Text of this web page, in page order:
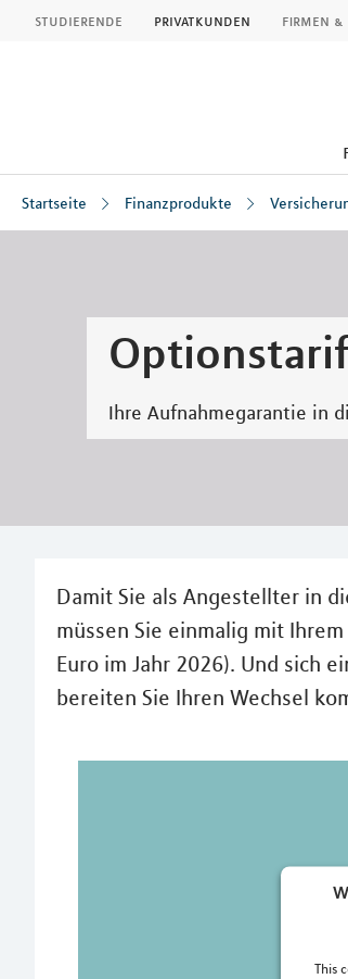
studierende privatkunden firmen
Startseite Finanzprodukte
Ihre Aufnahmegarantie in
Damit Sie als Angestellter in
müssen Sie einmalig mit
Euro im Jahr 2026). Und sich
bereiten Sie Ihren Wechsel
This